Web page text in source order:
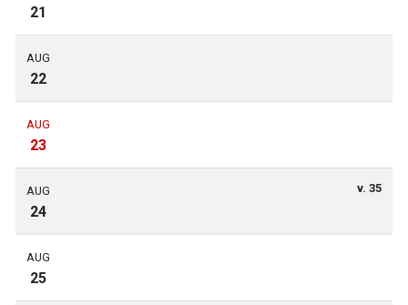
21
AUG
22
AUG
23
AUG
24
v. 35
AUG
25